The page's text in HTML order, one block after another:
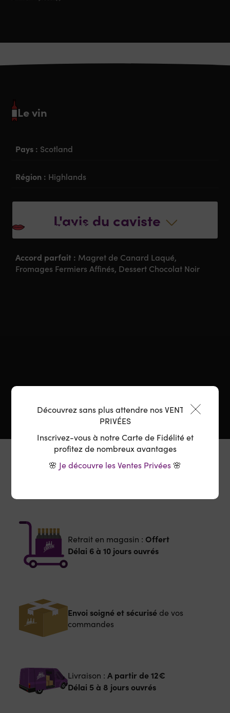
L'avis du caviste
Le vin
Pays : Scotland
Région : Highlands
Degré :57% Vol
La dégustation
Accord parfait : Magret de Canard Laqué,
Fromages Fermiers Affinés, Dessert Chocolat Noir
Le Domaine
Retrait en magasin : Offert
Délai 6 à 10 jours ouvrés
Envoi soigné et sécuriséde vos
commandes
Livraison : A partir de 12€
Délai 5 à 8 jours ouvrés
Découvrez sans plus attendre nos VENTES
PRIVÉES
Inscrivez-vous à notre Carte de Fidélité et
profitez de nombreux avantages
🌸 Je découvre les Ventes Privées 🌸